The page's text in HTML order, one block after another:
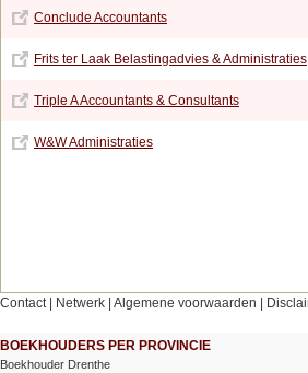
Conclude Accountants
Frits ter Laak Belastingadvies & Administraties
Triple A Accountants & Consultants
W&W Administraties
Contact| Netwerk Algemene voorwaarden
BOEKHOUDERS PER PROVINCIE
Boekhouder Drenthe